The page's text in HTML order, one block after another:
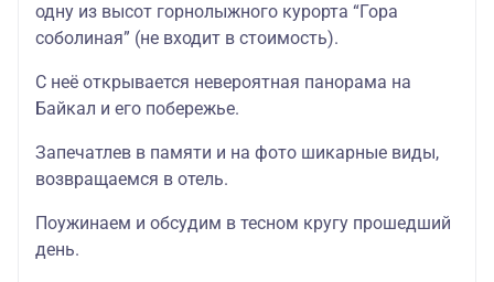
одну из высот горнолыжного курорта “Гора
соболиная” (не входит в стоимость).
С неё открывается невероятная панорама на
Байкал и его побережье.
Запечатлев в памяти и на фото шикарные виды,
возвращаемся в отель.
Поужинаем и обсудим в тесном кругу прошедший
день.